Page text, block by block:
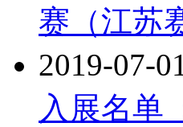
赛（江苏
2019-07-
入展名单